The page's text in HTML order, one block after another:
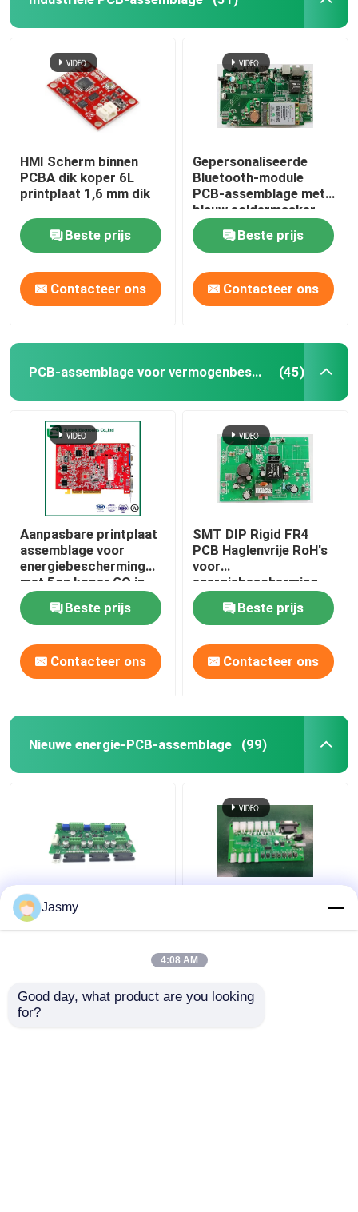
HMI Scherm binnen
PCBA dik koper 6L
printplaat 1,6 mm dik
Beste prijs
Contacteer ons
Gepersonaliseerde
Bluetooth-module
PCB-assemblage met
blauw soldermasker
vervaardigd in
Cabmodia en zonder
Amerikaans tarief
Beste prijs
Contacteer ons
PCB-assemblage voor vermogenbescherming (45)
Aanpasbare printplaat
assemblage voor
energiebescherming
met 5oz koper CO in
China
Beste prijs
Contacteer ons
SMT DIP Rigid FR4
PCB Haglenvrije RoH's
voor
energiebescherming
Beste prijs
Contacteer ons
Nieuwe energie-PCB-assemblage (99)
Soar New Energy PCB
Manufacturing and
assemblage van PCB's
4Layer FR4 TG170 PC
energieapparatuur
China en Cambodja
Jasmy
4:08 AM
Good day, what product are you looking
for?